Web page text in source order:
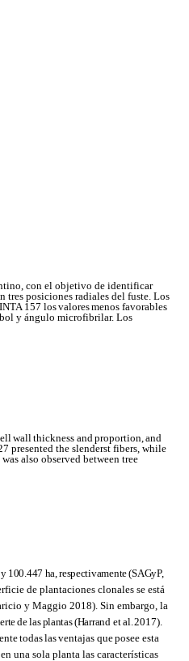
con el objetivo de identificar
tres posiciones radiales del fuste. Los
INTA 157 losvaloresmenos favorables
y ángulo microfibrilar. Los
wall thickness and proportion, and
presented the slenderst fibers, while
also observed between tree
y 100.447 ha, respectivamente(SAGyP,
de plantaciones clonales se está
y Maggio 2018). Sin embargo, la
delasplantas(Harrand etal. 2017).
todaslasventajas queposee esta
una sola planta las características